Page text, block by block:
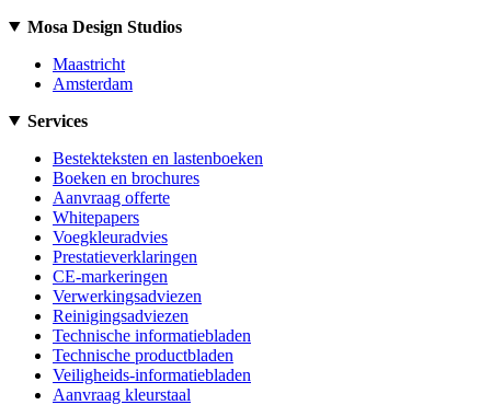
Mosa Design Studios
Maastricht
Amsterdam
Services
Bestekteksten en lastenboeken
Boeken en brochures
Aanvraag offerte
Whitepapers
Voegkleuradvies
Prestatieverklaringen
CE-markeringen
Verwerkingsadviezen
Reinigingsadviezen
Technische informatiebladen
Technische productbladen
Veiligheids-informatiebladen
Aanvraag kleurstaal